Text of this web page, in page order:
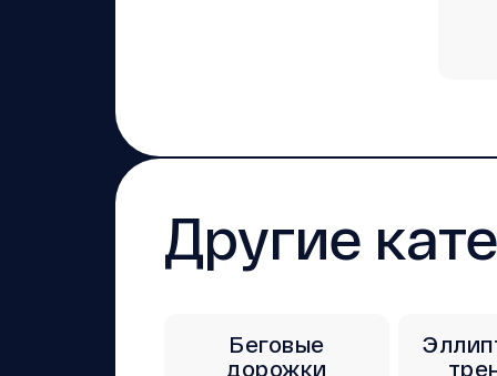
Другие
Беговые
дорожки